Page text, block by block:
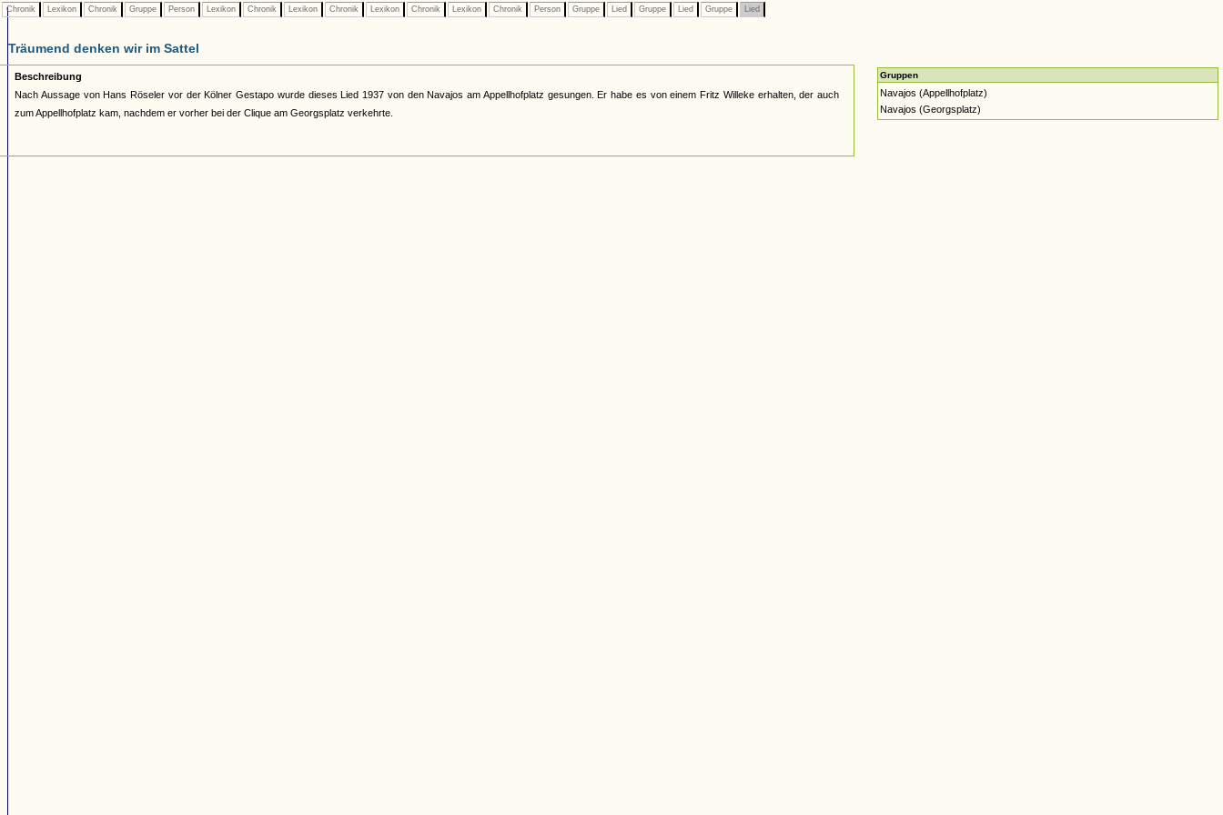
Chronik Lexikon Chronik Gruppe Person Lexikon Chronik Lexikon Chronik Lexikon Chronik Lexikon Chronik Person Gruppe Lied Gruppe Lied Gruppe Lied
Träumend denken wir im Sattel
Beschreibung
Nach Aussage von Hans Röseler vor der Kölner Gestapo wurde dieses Lied 1937 von den Navajos am Appellhofplatz gesungen. Er habe es von einem Fritz Willeke erhalten, der auch
zum Appellhofplatz kam, nachdem er vorher bei der Clique am Georgsplatz verkehrte.
Gruppen
Navajos (Appellhofplatz)
Navajos (Georgsplatz)